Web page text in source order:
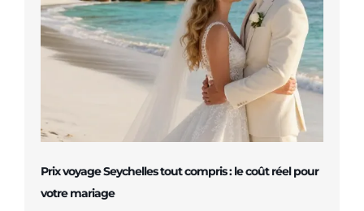
Prix voyage Seychelles tout compris : le coût réel pour
votre mariage